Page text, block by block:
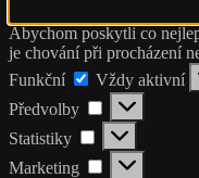
Abychom poskytli co
je chování při procházení
Funkční
Funkční
Vždy aktivní
Předvolby
Předvolby
Statistiky Statistiky
Marketing Marketing